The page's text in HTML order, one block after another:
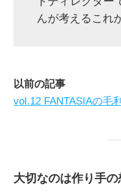
んが考えるこれ
以前の記事
vol.12 FANTASIAの毛
大切なのは作り手